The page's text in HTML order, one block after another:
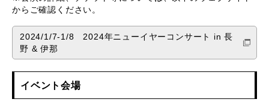
からご確認ください。
2024/1/7-1/8 2024年ニューイヤーコンサート in 長
野 & 伊那
イベント会場